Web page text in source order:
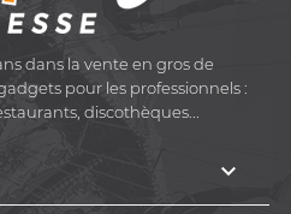
dans la vente en gros de
pour les professionnels :
discothèques...
